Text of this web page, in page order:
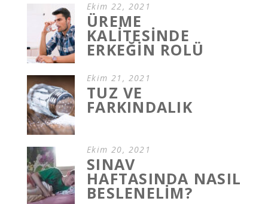
Ekim 22, 2021
ÜREME
KALİTESİNDE
ERKEĞİN ROLÜ
Ekim 21, 2021
TUZ VE
FARKINDALIK
Ekim 20, 2021
SINAV
HAFTASINDA NASIL
BESLENELİM?